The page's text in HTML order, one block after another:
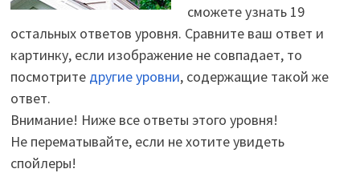
сможете узнать 19
остальных ответов уровня. Сравните ваш ответ и
картинку, если изображение не совпадает, то
посмотрите другие уровни, содержащие такой же
ответ.
Внимание! Ниже все ответы этого уровня!
Не перематывайте, если не хотите увидеть
спойлеры!